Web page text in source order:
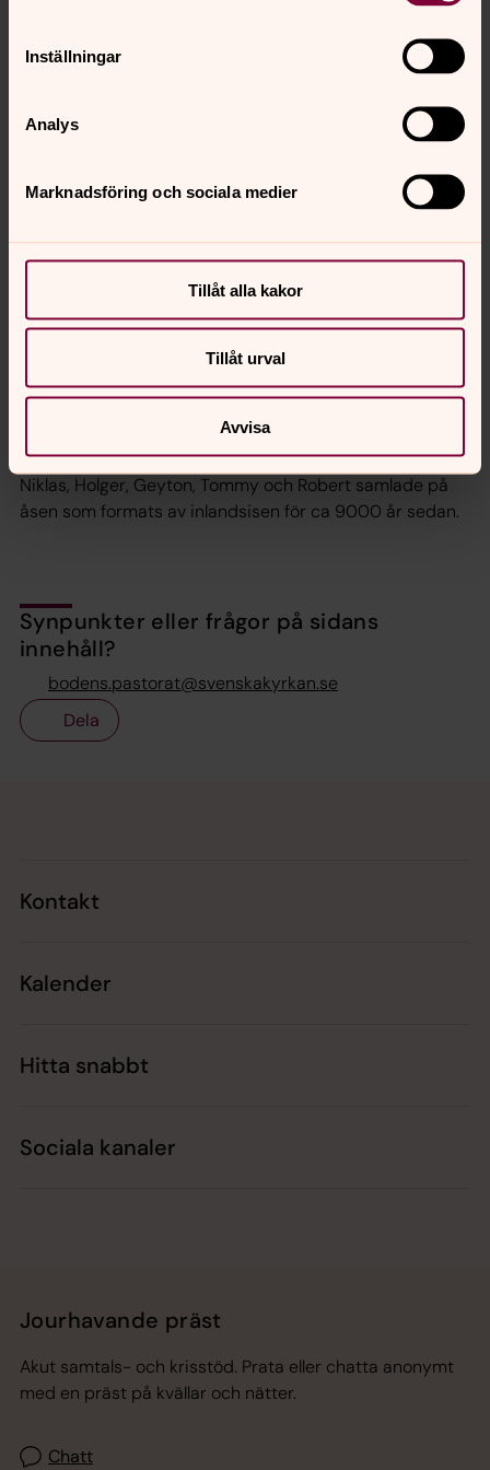
Inställningar
Analys
Marknadsföring och sociala medier
Tillåt alla kakor
Tillåt urval
Avvisa
oss att göra mycket av lite, hellre än lite av väldigt
Foto: Harry Hannu
Niklas, Holger, Geyton, Tommy och Robert samlade på
åsen som formats av inlandsisen för ca 9000 år sedan.
Synpunkter eller frågor på sidans
innehåll?
bodens.pastorat@svenskakyrkan.se
Dela
Kontakt
Kalender
Hitta snabbt
Sociala kanaler
Jourhavande präst
Akut samtals- och krisstöd. Prata eller chatta anonymt
med en präst på kvällar och nätter.
Chatt